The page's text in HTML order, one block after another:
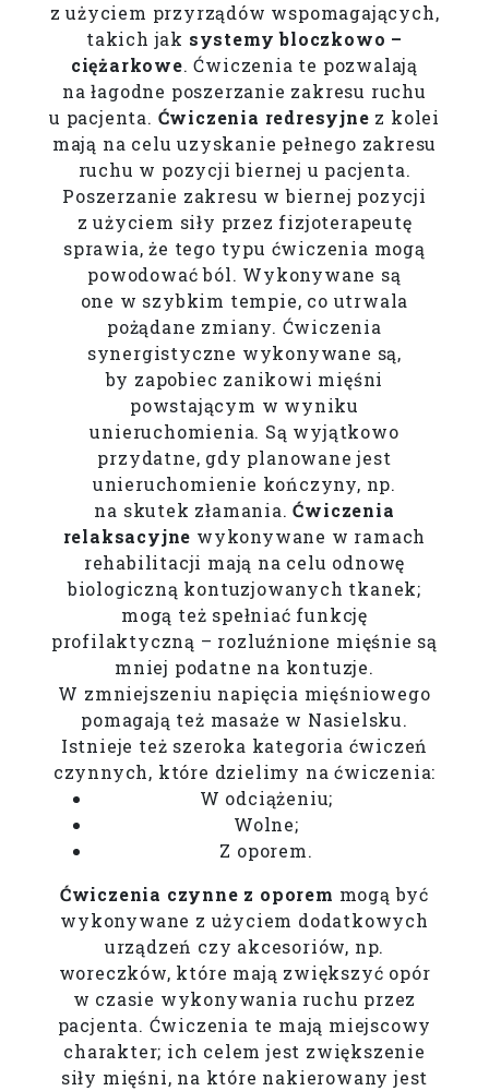
z użyciem przyrządów wspomagających,
takich jak systemy bloczkowo –
ciężarkowe. Ćwiczenia te pozwalają
na łagodne poszerzanie zakresu ruchu
u pacjenta. Ćwiczenia redresyjne z kolei
mają na celu uzyskanie pełnego zakresu
ruchu w pozycji biernej u pacjenta.
Poszerzanie zakresu w biernej pozycji
z użyciem siły przez fizjoterapeutę
sprawia, że tego typu ćwiczenia mogą
powodować ból. Wykonywane są
one w szybkim tempie, co utrwala
pożądane zmiany. Ćwiczenia
synergistyczne wykonywane są,
by zapobiec zanikowi mięśni
powstającym w wyniku
unieruchomienia. Są wyjątkowo
przydatne, gdy planowane jest
unieruchomienie kończyny, np.
na skutek złamania.Ćwiczenia
relaksacyjne wykonywane w ramach
rehabilitacji mają na celu odnowę
biologiczną kontuzjowanych tkanek;
mogą też spełniać funkcję
profilaktyczną – rozluźnione mięśnie są
mniej podatne na kontuzje.
W zmniejszeniu napięcia mięśniowego
pomagają też masaże w Nasielsku.
Istnieje też szeroka kategoria ćwiczeń
czynnych, które dzielimy na ćwiczenia:
W odciążeniu;
Wolne;
Z oporem.
Ćwiczenia czynne z oporem mogą być
wykonywane z użyciem dodatkowych
urządzeń czy akcesoriów, np.
woreczków, które mają zwiększyć opór
w czasie wykonywania ruchu przez
pacjenta. Ćwiczenia te mają miejscowy
charakter; ich celem jest zwiększenie
siły mięśni, na które nakierowany jest